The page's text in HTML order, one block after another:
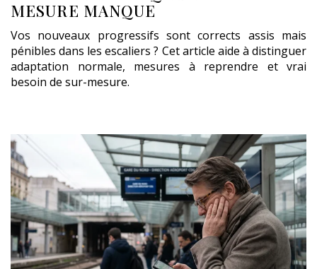
MESURE MANQUE
Vos nouveaux progressifs sont corrects assis mais
pénibles dans les escaliers ? Cet article aide à distinguer
adaptation normale, mesures à reprendre et vrai
besoin de sur-mesure.